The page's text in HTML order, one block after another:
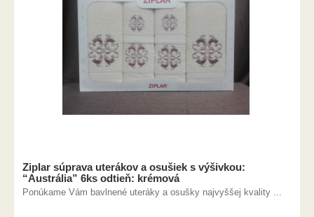
Ziplar súprava uterákov a osušiek s výšivkou:
“Austrália” 6ks odtieň: krémová
Ponúkame Vám bavlnené uteráky a osušky najvyššej kvality ...